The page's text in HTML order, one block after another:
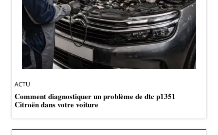
ACTU
Comment diagnostiquer un problème de dtc p1351
Citroën dans votre voiture